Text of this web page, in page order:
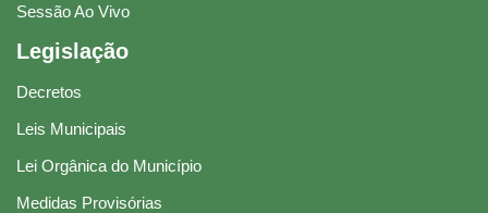
Sessão Ao Vivo
Legislação
Decretos
Leis Municipais
Lei Orgânica do Município
Medidas Provisórias